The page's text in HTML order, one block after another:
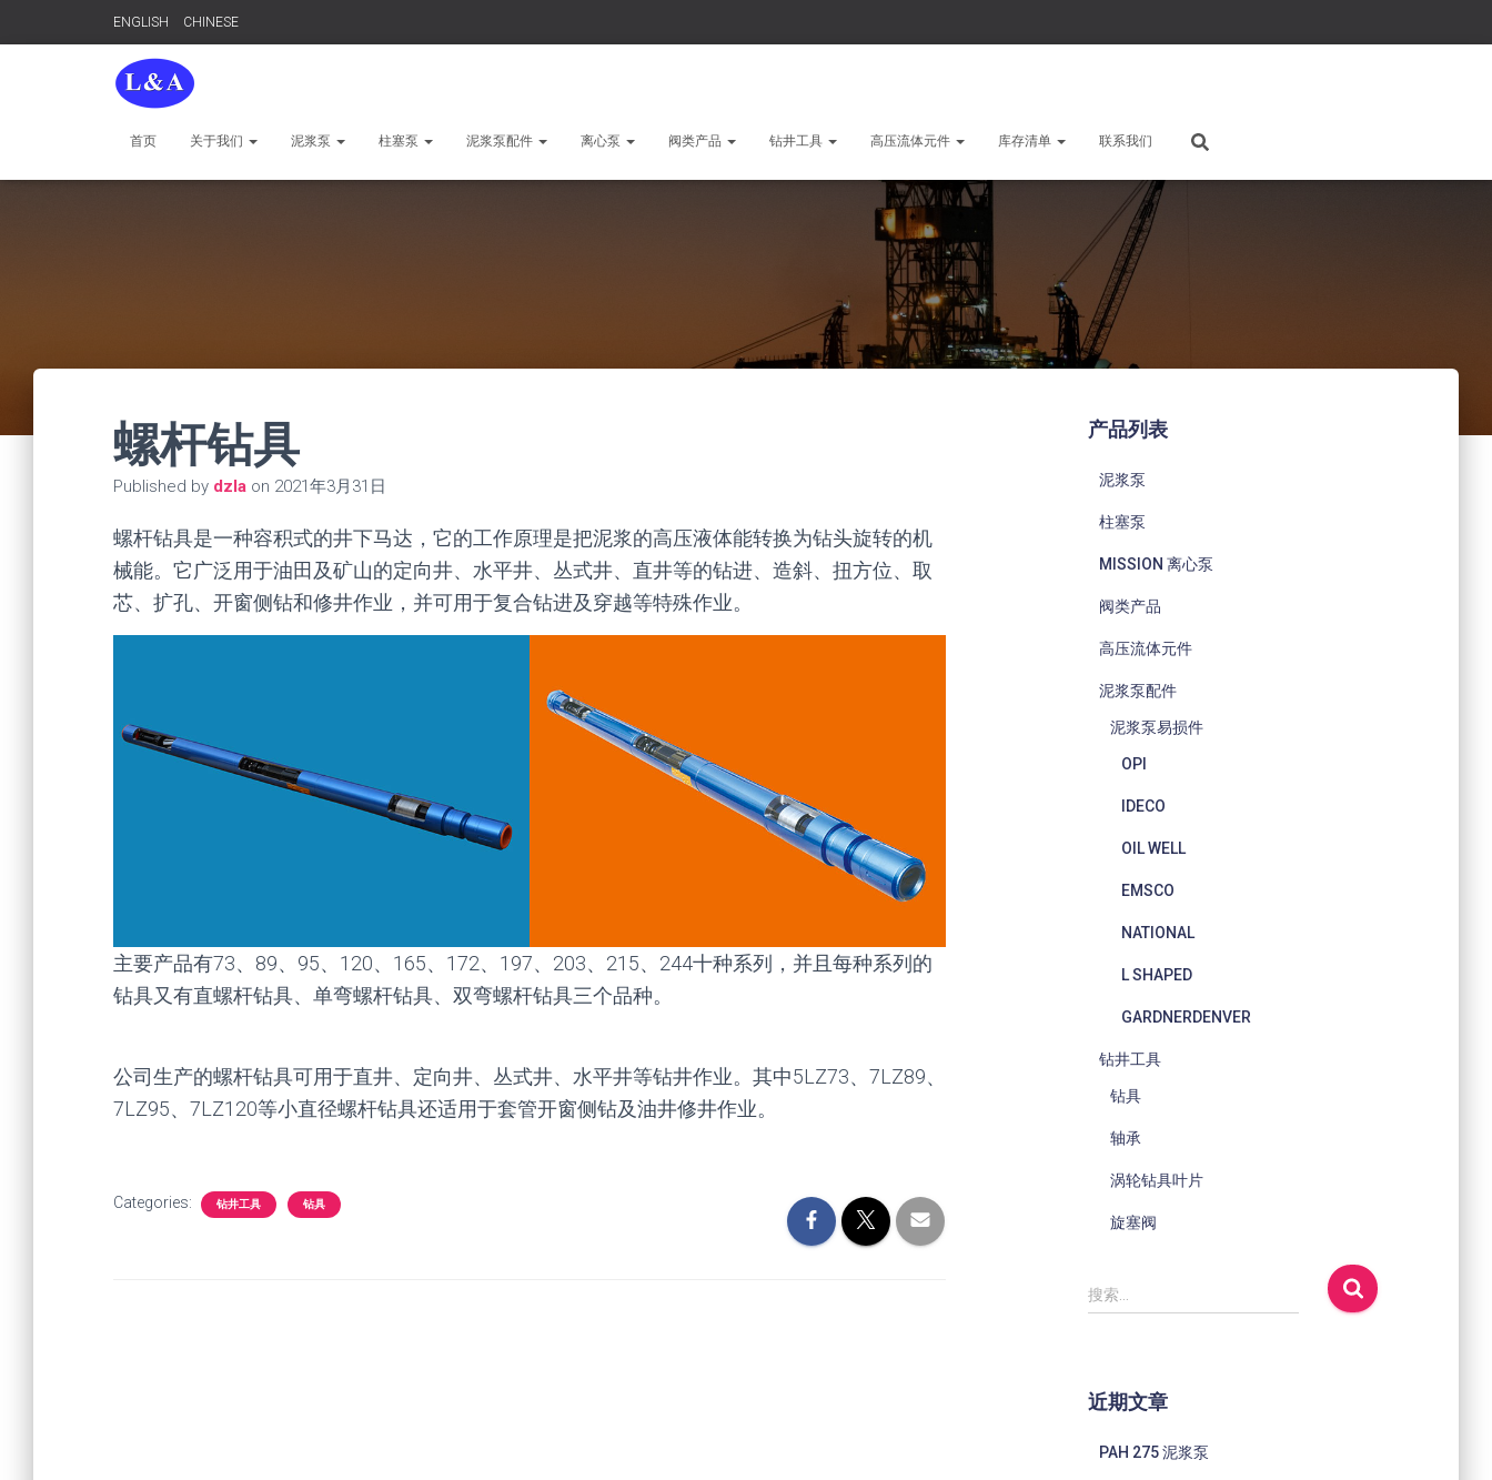
ENGLISH CHINESE
首页 关于我们 泥浆泵 柱塞泵 泥浆泵配件 离心泵 阀类产品 钻井工具 高压流体元件 库存清单 联系我们
螺杆钻具
Published by dzla on 2021年3月31日
螺杆钻具是一种容积式的井下马达，它的工作原理是把泥浆的高压液体能转换为钻头旋转的机
械能。它广泛用于油田及矿山的定向井、水平井、丛式井、直井等的钻进、造斜、扭方位、取
芯、扩孔、开窗侧钻和修井作业，并可用于复合钻进及穿越等特殊作业。
主要产品有73、89、95、120、165、172、197、203、215、244十种系列，并且每种系列的
钻具又有直螺杆钻具、单弯螺杆钻具、双弯螺杆钻具三个品种。
公司生产的螺杆钻具可用于直井、定向井、丛式井、水平井等钻井作业。其中5LZ73、7LZ89、
7LZ95、7LZ120等小直径螺杆钻具还适用于套管开窗侧钻及油井修井作业。
Categories: 钻井工具 钻具
产品列表
泥浆泵
柱塞泵
MISSION 离心泵
阀类产品
高压流体元件
泥浆泵配件
泥浆泵易损件
OPI
IDECO
OIL WELL
EMSCO
NATIONAL
L SHAPED
GARDNERDENVER
钻井工具
钻具
轴承
涡轮钻具叶片
旋塞阀
搜
索
搜索…
近期文章
PAH 275 泥浆泵